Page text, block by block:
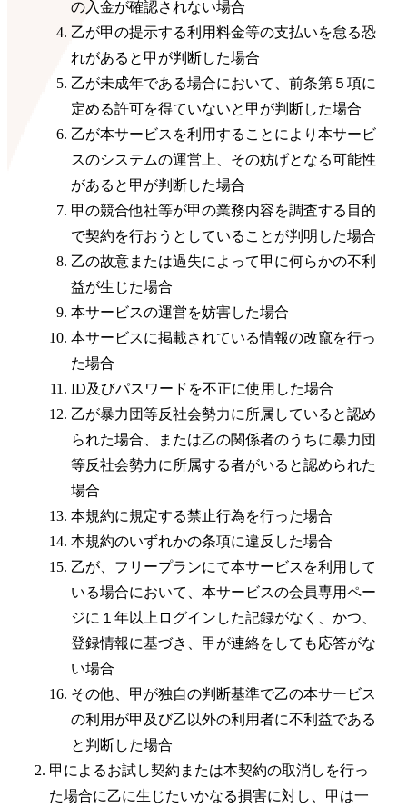
の入金が確認されない場合
乙が甲の提示する利用料金等の支払いを怠る恐
れがあると甲が判断した場合
乙が未成年である場合において、前条第５項に
定める許可を得ていないと甲が判断した場合
乙が本サービスを利用することにより本サービ
スのシステムの運営上、その妨げとなる可能性
があると甲が判断した場合
甲の競合他社等が甲の業務内容を調査する目的
で契約を行おうとしていることが判明した場合
乙の故意または過失によって甲に何らかの不利
益が生じた場合
本サービスの運営を妨害した場合
本サービスに掲載されている情報の改竄を行っ
た場合
ID及びパスワードを不正に使用した場合
乙が暴力団等反社会勢力に所属していると認め
られた場合、または乙の関係者のうちに暴力団
等反社会勢力に所属する者がいると認められた
場合
本規約に規定する禁止行為を行った場合
本規約のいずれかの条項に違反した場合
乙が、フリープランにて本サービスを利用して
いる場合において、本サービスの会員専用ペー
ジに１年以上ログインした記録がなく、かつ、
登録情報に基づき、甲が連絡をしても応答がな
い場合
その他、甲が独自の判断基準で乙の本サービス
の利用が甲及び乙以外の利用者に不利益である
と判断した場合
甲によるお試し契約または本契約の取消しを行っ
た場合に乙に生じたいかなる損害に対し、甲は一